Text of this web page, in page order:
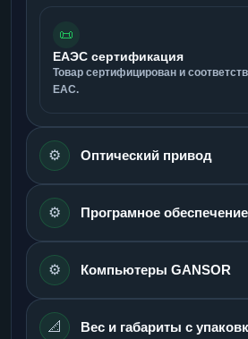
📜
ЕАЭС сертификация
Товар сертифицирован и
ЕАС.
⚙️ Оптический привод
⚙️ Програмное обеспечение
⚙️ Компьютеры GANSOR
📐 Вес и габариты с